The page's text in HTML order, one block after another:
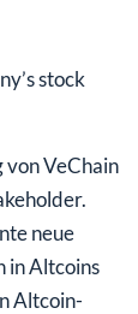
stock
von VeChain
neue
in Altcoins
Altcoin-